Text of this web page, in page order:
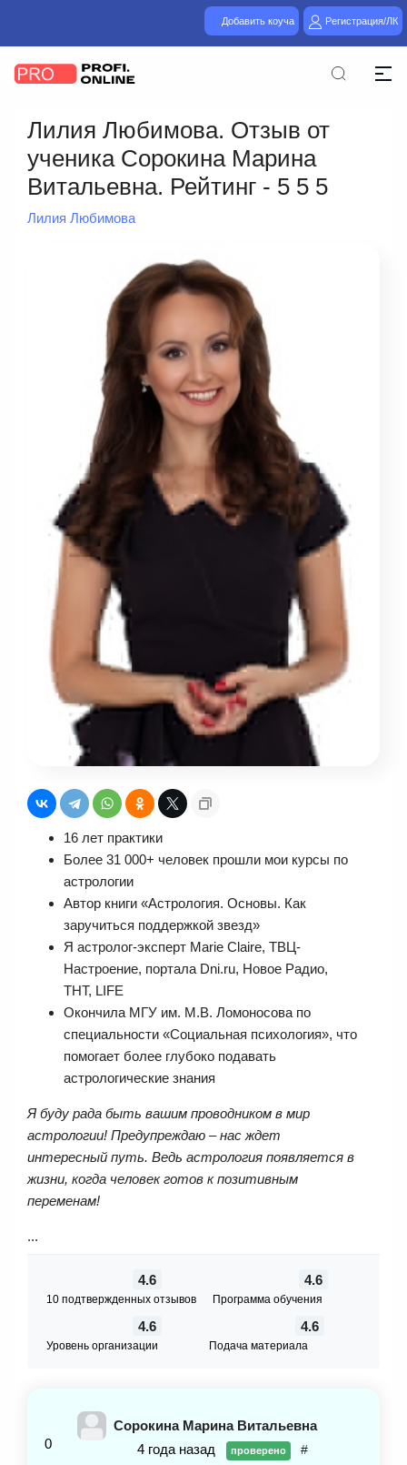
Добавить коуча Регистрация/ЛК
Лилия Любимова. Отзыв от
ученика Сорокина Марина
Витальевна. Рейтинг - 5 5 5
Лилия Любимова
16 лет практики
Более 31 000+ человек прошли мои курсы по
астрологии
Автор книги «Астрология. Основы. Как
заручиться поддержкой звезд»
Я астролог-эксперт Marie Claire, ТВЦ-
Настроение, портала Dni.ru, Новое Радио,
ТНТ, LIFE
Окончила МГУ им. М.В. Ломоносова по
специальности «Социальная психология», что
помогает более глубоко подавать
астрологические знания
Я буду рада быть вашим проводником в мир
астрологии! Предупреждаю – нас ждет
интересный путь. Ведь астрология появляется в
жизни, когда человек готов к позитивным
переменам!
...
4.6
10 подтвержденных отзывов
4.6
Программа обучения
4.6
Уровень организации
4.6
Подача материала
0
Сорокина Марина Витальевна
4 года назад
проверено #